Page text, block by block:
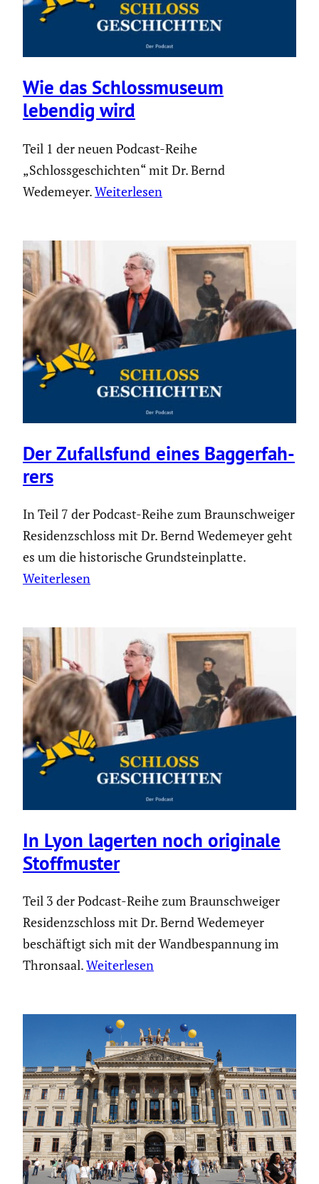
Wie das Schloss­mu­seum
lebendig wird
Teil 1 der neuen Podcast-Reihe
„Schlossgeschichten“ mit Dr. Bernd
Wedemeyer.Weiterlesen
Der Zufalls­fund eines Bagger­fah­
rers
In Teil 7 der Podcast-Reihe zum Braunschweiger
Residenzschloss mit Dr. Bernd Wedemeyer geht
es um die historische Grundsteinplatte.
Weiterlesen
In Lyon lagerten noch originale
Stoff­muster
Teil 3 der Podcast-Reihe zum Braunschweiger
Residenzschloss mit Dr. Bernd Wedemeyer
beschäftigt sich mit der Wandbespannung im
Thronsaal.Weiterlesen